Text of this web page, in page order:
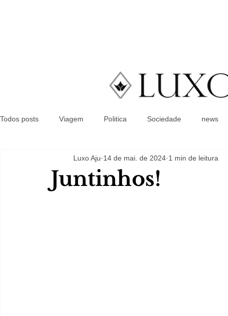
Todos posts Viagem Politica Sociedade news
Juntinhos!
Luxo Aju 14 de mai. de 2024 1 min de leitura